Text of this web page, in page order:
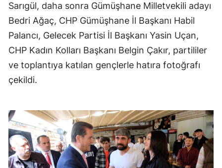
Trabzon
Tunceli
Şanlıurfa
Uşak
Yozgat
Zonguldak
Aksaray
Sarıgül, daha sonra Gümüşhane Milletvekili adayı
Bedri Ağaç, CHP Gümüşhane İl Başkanı Habil
Palancı, Gelecek Partisi İl Başkanı Yasin Uçan,
CHP Kadın Kolları Başkanı Belgin Çakır, partililer
ve toplantıya katılan gençlerle hatıra fotoğrafı
çekildi.